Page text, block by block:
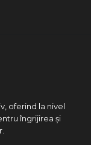
oferind la nivel
îngrijirea și